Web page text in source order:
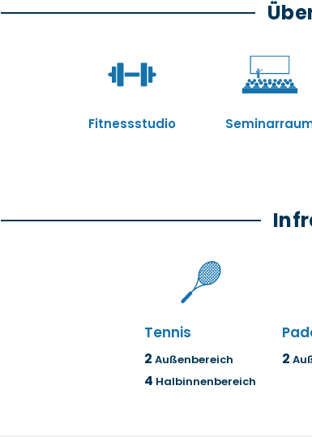
Fitnessstudio
Tennis
2 Außenbereich
4 Halbinnenbereich
2